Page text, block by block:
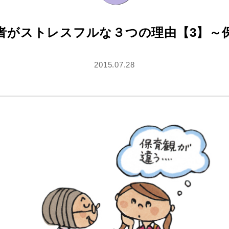
がストレスフルな３つの理由【3】～
2015.07.28